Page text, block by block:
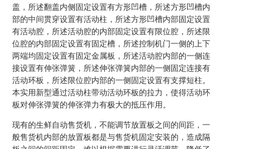
盖，所述翻盖内侧固定设置有方形凹槽，所述方形凹槽内
部的中间贯穿设置有活动柱，所述方形凹槽内部固定设置
有活动腔，所述活动腔的内部固定设置有限位腔，所述限
位腔的内部固定设置有固定槽，所述控制机门一侧的上下
两端均固定设置有固定金属板，所述活动腔内部的一侧连
接设置有伸张弹簧，所述伸张弹簧内部的一侧固定连接有
活动环板，所述限位腔内部的一侧固定设置有支撑短柱。
本实用新型通过活动柱带动活动环板的拉力，使得活动环
板对伸张弹簧的伸张弹力有极大的抵压作用。
现有的生鲜自动售货机，不能调节放置板之间的间距，一
般售货机内部的放置板都是与售货机固定安装的，造成隔